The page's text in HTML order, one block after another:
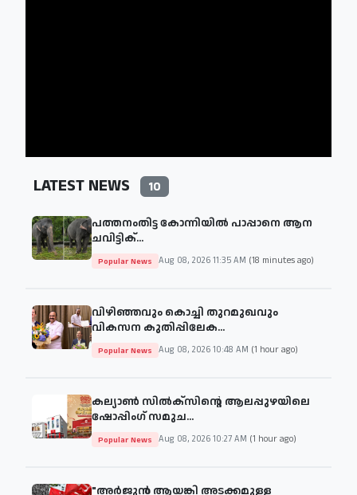
LATEST NEWS 10
പത്തനംതിട്ട കോന്നിയില്‍ പാപ്പാനെ ആന
ചവിട്ടിക്...
Popular News Aug 08, 2026 11:35 AM (18 minutes ago)
വിഴിഞ്ഞവും കൊച്ചി തുറമുഖവും
വികസന കുതിപ്പിലേക...
Popular News Aug 08, 2026 10:48 AM (1 hour ago)
കല്യാൺ സിൽക്സിന്റെ ആലപ്പുഴയിലെ
ഷോപ്പിംഗ് സമുച...
Popular News Aug 08, 2026 10:27 AM (1 hour ago)
"അര്‍ജുന്‍ ആയങ്കി അടക്കമുള്ള